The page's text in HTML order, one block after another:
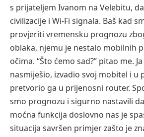
s prijateljem Ivanom na Velebitu,
civilizacije i Wi-Fi signala. Baš kad
provjeriti vremensku prognozu
oblaka, njemu je nestalo mobilnih
očima. “Što ćemo sad?” pitao me.
nasmiješio, izvadio svoj mobitel i u
pretvorio ga u prijenosni router.
smo prognozu i sigurno nastavili
moćna funkcija doslovno nas je
situacija savršen primjer zašto je